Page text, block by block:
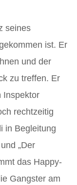
seines
ist. Er
und der
zu treffen. Er
Inspektor
rechtzeitig
in Begleitung
„Der
das Happy-
Gangster am